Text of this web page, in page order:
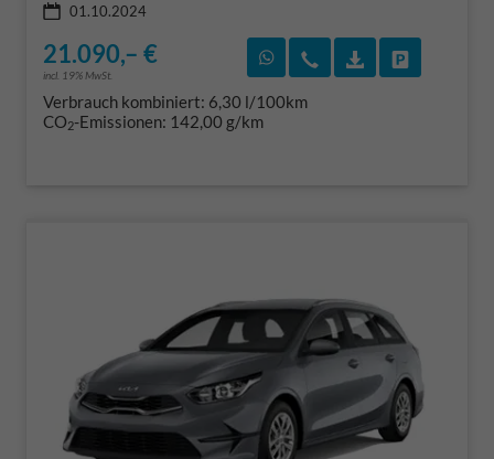
01.10.2024
21.090,– €
incl. 19% MwSt.
Rückruf vereinbaren
Wir rufen Sie an
Verbrauch kombiniert: 6,30 l/100km
CO2-Emissionen: 142,00 g/km